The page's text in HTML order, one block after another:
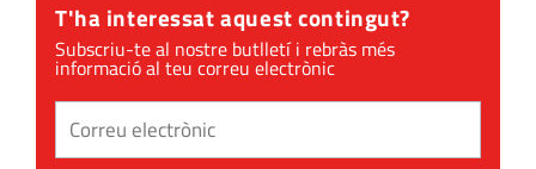
T'ha interessat aquest contingut?
Subscriu-te al nostre butlletí i rebràs més
informació al teu correu electrònic